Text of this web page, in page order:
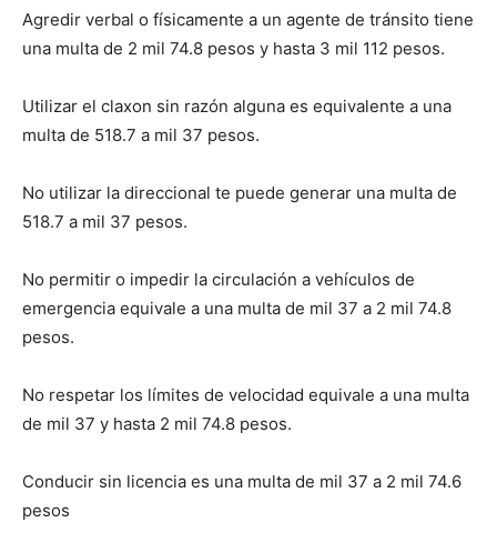
Agredir verbal o físicamente a un agente de tránsito tiene
una multa de 2 mil 74.8 pesos y hasta 3 mil 112 pesos.
Utilizar el claxon sin razón alguna es equivalente a una
multa de 518.7 a mil 37 pesos.
No utilizar la direccional te puede generar una multa de
518.7 a mil 37 pesos.
No permitir o impedir la circulación a vehículos de
emergencia equivale a una multa de mil 37 a 2 mil 74.8
pesos.
No respetar los límites de velocidad equivale a una multa
de mil 37 y hasta 2 mil 74.8 pesos.
Conducir sin licencia es una multa de mil 37 a 2 mil 74.6
pesos